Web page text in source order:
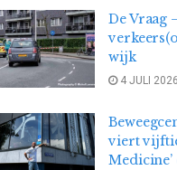
De Vraag
wijk
4 JULI 2026
viert